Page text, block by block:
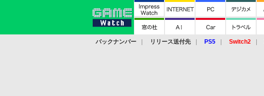
バックナンバー リリース送付先 PS5 Switch2